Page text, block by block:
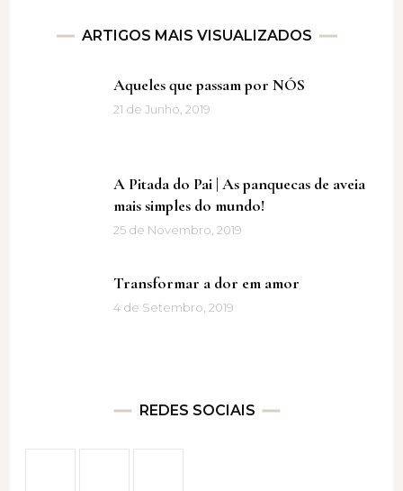
ARTIGOS MAIS VISUALIZADOS
Aqueles que passam por NÓS
21 de Junho, 2019
A Pitada do Pai | As panquecas de aveia
mais simples do mundo!
25 de Novembro, 2019
Transformar a dor em amor
4 de Setembro, 2019
REDES SOCIAIS